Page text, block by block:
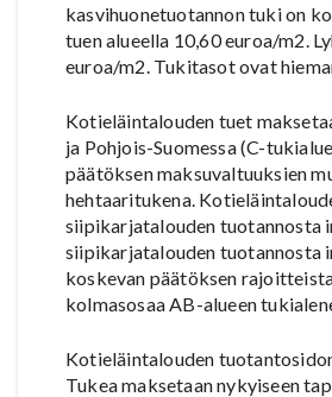
kasvihuonetuotannon tuki on
tuen alueella 10,60 euroa/m2.
euroa/m2. Tukitasot ovat
Kotieläintalouden tuet
ja Pohjois-Suomessa (C-
päätöksen maksuvaltuuksien
hehtaaritukena.
siipikarjatalouden tuotannosta
siipikarjatalouden tuotannosta
koskevan päätöksen
kolmasosaa AB-alueen
Kotieläintalouden
Tukea maksetaan nykyiseen